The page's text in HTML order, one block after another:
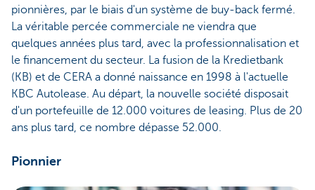
pionnières, par le biais d'un système de buy-back fermé.
La véritable percée commerciale ne viendra que
quelques années plus tard, avec la professionnalisation et
le financement du secteur. La fusion de la Kredietbank
(KB) et de CERA a donné naissance en 1998 à l'actuelle
KBC Autolease. Au départ, la nouvelle société disposait
d'un portefeuille de 12.000 voitures de leasing. Plus de 20
ans plus tard, ce nombre dépasse 52.000.
Pionnier